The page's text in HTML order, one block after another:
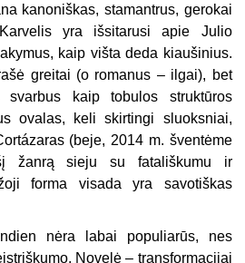
kanoniškas, stamantrus, gerokai
yra išsitarusi apie Julio
kaip višta deda kiaušinius.
greitai (o romanus – ilgai), bet
kaip tobulos struktūros
ovalas, keli skirtingi sluoksniai,
(beje, 2014 m. šventėme
žanrą sieju su fatališkumu ir
forma visada yra savotiškas
nėra labai populiarūs, nes
Novelė – transformacijai